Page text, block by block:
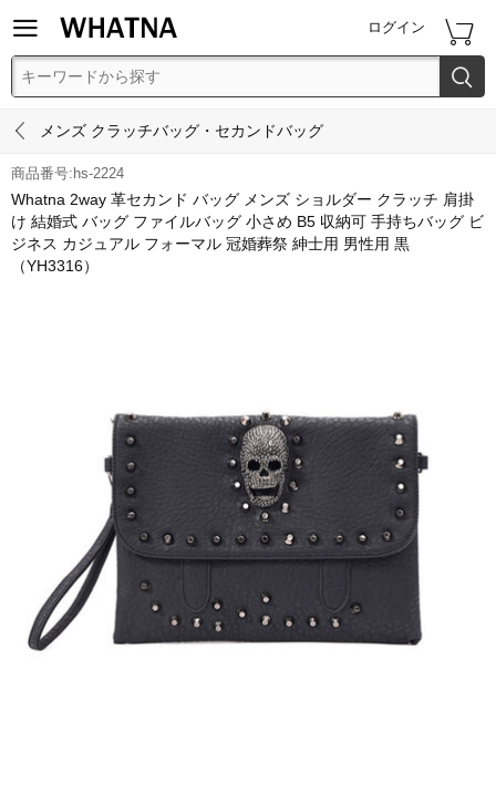
 ログイン 

 メンズ クラッチバッグ・セカンドバッグ
商品番号:hs-2224
Whatna 2way 革セカンド バッグ メンズ ショルダー クラッチ 肩掛
け 結婚式 バッグ ファイルバッグ 小さめ B5 収納可 手持ちバッグ ビ
ジネス カジュアル フォーマル 冠婚葬祭 紳士用 男性用 黒
（YH3316）